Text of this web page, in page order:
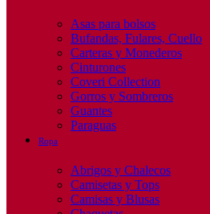
Asas para bolsos
Bufandas, Fulares, Cuello
Carteras y Monederos
Cinturones
Coveri Collection
Gorros y Sombreros
Guantes
Paraguas
Ropa
Abrigos y Chalecos
Camisetas y Tops
Camisas y Blusas